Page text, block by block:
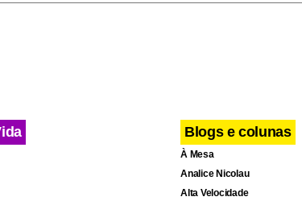
Blogs e colunas
À Mesa
Analice Nicolau
Alta Velocidade